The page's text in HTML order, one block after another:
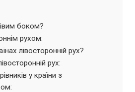
боком?
рухом:
лівосторонній рух?
рух:
у країни з